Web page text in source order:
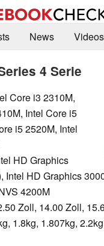
News
Videos
4 Serie
Core i3 2310M,
Intel Core i5
i5 2520M, Intel
HD Graphics
Intel HD Graphics
4200M
Zoll, 14.00 Zoll,
1.8kg, 1.807kg,